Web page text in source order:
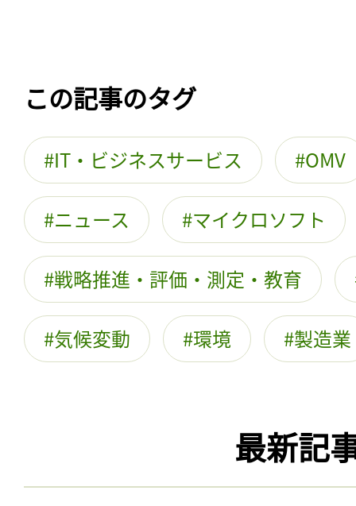
この記事のタグ
IT・ビジネスサービス OMV
ニュース マイクロソフト
戦略推進・評価・測定・教育
気候変動 環境 製造業
最新記